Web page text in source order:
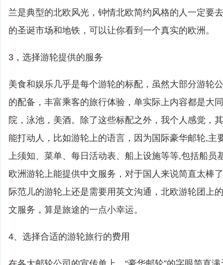
兰是典型的北欧风光，钟情北欧简约风格的人一定要
的圣诞市场和地铁，可以让你看到一个真实的欧洲。
3，选择游轮提供的服务
美食和娱乐几乎是每个游轮的标配，虽然大部分游轮
的配备，丰富乘客的旅行体验，单实际上内容都是大
院，泳池，美酒。除了这些标配之外，我个人感觉，
能打动人，比如游轮上的语言，因为国际豪华邮轮,主
上须知、菜单、每日活动表、船上设施等等,包括船员
欧洲游轮上能提供中文服务，对于国人来说简直太棒
际范儿的游轮上还是需要用英文沟通，北欧游轮团上
文服务，算是旅途的一点小幸运。
4、选择合适的游轮旅行的费用